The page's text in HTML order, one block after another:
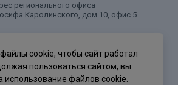
регионального офиса
Каролинского, дом 10, офис 5
cookie, чтобы сайт работал
пользоваться сайтом, вы
использование файлов cookie